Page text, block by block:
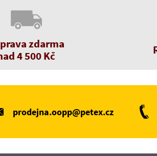
zdarma
4 500 Kč
prodejna.oopp@petex.cz